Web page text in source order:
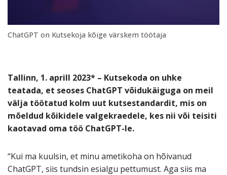
ChatGPT on Kutsekoja kõige värskem töötaja
Tallinn, 1. aprill 2023* – Kutsekoda on uhke
teatada, et seoses ChatGPT võidukäiguga on meil
välja töötatud kolm uut kutsestandardit, mis on
mõeldud kõikidele valgekraedele, kes nii või teisiti
kaotavad oma töö ChatGPT-le.
“Kui ma kuulsin, et minu ametikoha on hõivanud
ChatGPT, siis tundsin esialgu pettumust. Aga siis ma